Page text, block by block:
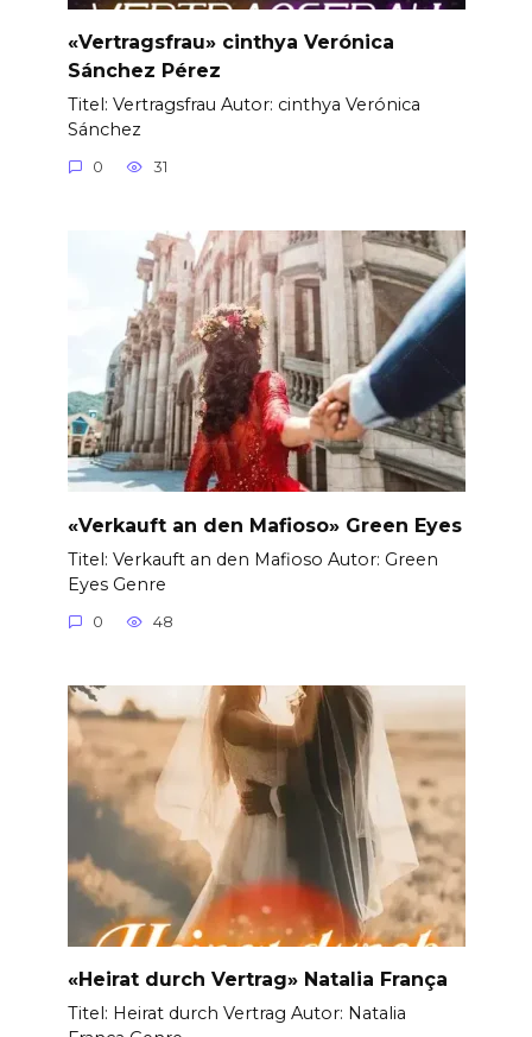
«Vertragsfrau» cinthya Verónica
Sánchez Pérez
Titel: Vertragsfrau Autor: cinthya Verónica
Sánchez
0 31
«Verkauft an den Mafioso» Green Eyes
Titel: Verkauft an den Mafioso Autor: Green
Eyes Genre
0 48
«Heirat durch Vertrag» Natalia França
Titel: Heirat durch Vertrag Autor: Natalia